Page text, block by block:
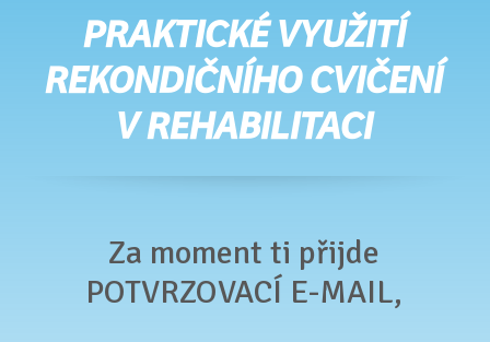
PRAKTICKÉ VYUŽITÍ
REKONDIČNÍHO CVIČENÍ
V REHABILITACI
Za moment ti přijde
POTVRZOVACÍ E-MAIL,